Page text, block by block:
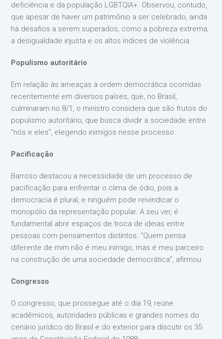
deficiência e da população LGBTQIA+. Observou, contudo,
que apesar de haver um patrimônio a ser celebrado, ainda
há desafios a serem superados, como a pobreza extrema,
a desigualdade injusta e os altos índices de violência.
Populismo autoritário
Em relação às ameaças à ordem democrática ocorridas
recentemente em diversos países, que, no Brasil,
culminaram no 8/1, o ministro considera que são frutos do
populismo autoritário, que busca dividir a sociedade entre
“nós e eles”, elegendo inimigos nesse processo.
Pacificação
Barroso destacou a necessidade de um processo de
pacificação para enfrentar o clima de ódio, pois a
democracia é plural, e ninguém pode reivindicar o
monopólio da representação popular. A seu ver, é
fundamental abrir espaços de troca de ideias entre
pessoas com pensamentos distintos. “Quem pensa
diferente de mim não é meu inimigo, mas é meu parceiro
na construção de uma sociedade democrática”, afirmou.
Congresso
O congresso, que prossegue até o dia 19, reúne
acadêmicos, autoridades públicas e grandes nomes do
cenário jurídico do Brasil e do exterior para discutir os 35